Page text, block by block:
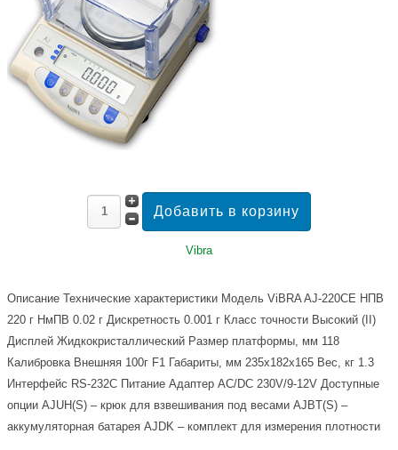
Vibra
Описание Технические характеристики Модель ViBRA AJ-220CE НПВ
220 г НмПВ 0.02 г Дискретность 0.001 г Класс точности Высокий (II)
Дисплей Жидкокристаллический Размер платформы, мм 118
Калибровка Внешняя 100г F1 Габариты, мм 235x182x165 Вес, кг 1.3
Интерфейс RS-232C Питание Адаптер AC/DC 230V/9-12V Доступные
опции AJUH(S) – крюк для взвешивания под весами AJBT(S) –
аккумуляторная батарея AJDK – комплект для измерения плотности